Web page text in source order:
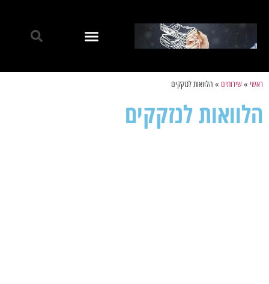
ראשי »שירותים » הלוואות לנזקקים
הלוואות לנזקקים